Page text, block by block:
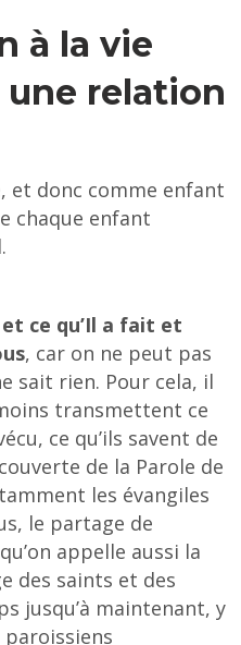
à la vie
relation
et donc comme enfant
chaque enfant
ce qu’Il a fait et
, car on ne peut pas
sait rien. Pour cela, il
transmettent ce
ce qu’ils savent de
de la Parole de
les évangiles
le partage de
appelle aussi la
des saints et des
jusqu’à maintenant, y